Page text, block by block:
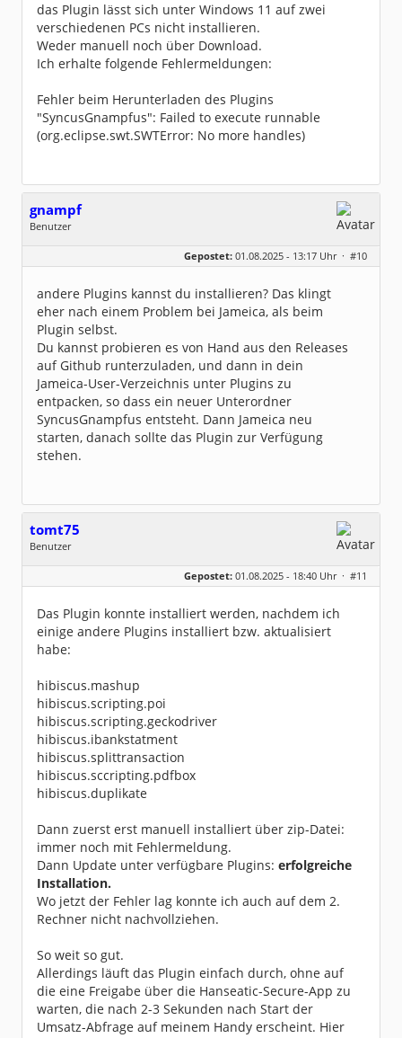
das Plugin lässt sich unter Windows 11 auf zwei
verschiedenen PCs nicht installieren.
Weder manuell noch über Download.
Ich erhalte folgende Fehlermeldungen:
Fehler beim Herunterladen des Plugins
"SyncusGnampfus": Failed to execute runnable
(org.eclipse.swt.SWTError: No more handles)
gnampf
Benutzer
Dabei seit:
07 / 2025
Gepostet: 01.08.2025 - 13:17 Uhr · #10
andere Plugins kannst du installieren? Das klingt
eher nach einem Problem bei Jameica, als beim
Plugin selbst.
Du kannst probieren es von Hand aus den Releases
auf Github runterzuladen, und dann in dein
Jameica-User-Verzeichnis unter Plugins zu
entpacken, so dass ein neuer Unterordner
SyncusGnampfus entsteht. Dann Jameica neu
starten, danach sollte das Plugin zur Verfügung
stehen.
tomt75
Benutzer
Geschlecht:
keine Angabe
Dabei seit:
08 / 2025
Gepostet: 01.08.2025 - 18:40 Uhr · #11
Das Plugin konnte installiert werden, nachdem ich
einige andere Plugins installiert bzw. aktualisiert
habe:
hibiscus.mashup
hibiscus.scripting.poi
hibiscus.scripting.geckodriver
hibiscus.ibankstatment
hibiscus.splittransaction
hibiscus.sccripting.pdfbox
hibiscus.duplikate
Dann zuerst erst manuell installiert über zip-Datei:
immer noch mit Fehlermeldung.
Dann Update unter verfügbare Plugins: erfolgreiche
Installation.
Wo jetzt der Fehler lag konnte ich auch auf dem 2.
Rechner nicht nachvollziehen.
So weit so gut.
Allerdings läuft das Plugin einfach durch, ohne auf
die eine Freigabe über die Hanseatic-Secure-App zu
warten, die nach 2-3 Sekunden nach Start der
Umsatz-Abfrage auf meinem Handy erscheint. Hier